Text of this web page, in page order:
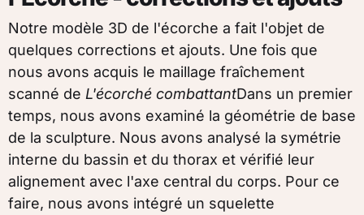
Notre modèle 3D de l'écorche a fait l'objet de
quelques corrections et ajouts. Une fois que
nous avons acquis le maillage fraîchement
scanné de L'écorché combattantDans un premier
temps, nous avons examiné la géométrie de base
de la sculpture. Nous avons analysé la symétrie
interne du bassin et du thorax et vérifié leur
alignement avec l'axe central du corps. Pour ce
faire, nous avons intégré un squelette